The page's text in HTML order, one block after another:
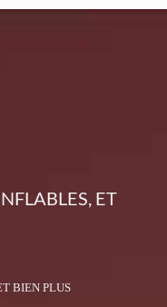
ET
BIEN PLUS